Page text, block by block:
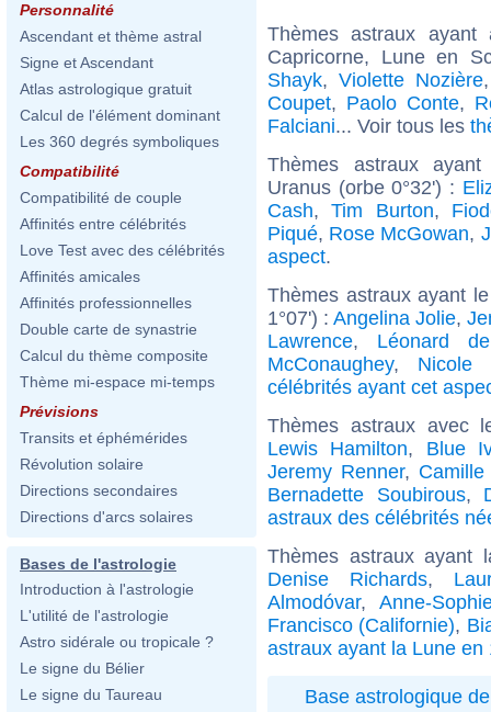
Personnalité
Ascendant et thème astral
Signe et Ascendant
Atlas astrologique gratuit
Calcul de l'élément dominant
Les 360 degrés symboliques
Compatibilité
Compatibilité de couple
Affinités entre célébrités
Love Test avec des célébrités
Affinités amicales
Affinités professionnelles
Double carte de synastrie
Calcul du thème composite
Thème mi-espace mi-temps
Prévisions
Transits et éphémérides
Révolution solaire
Directions secondaires
Directions d'arcs solaires
Bases de l'astrologie
Introduction à l'astrologie
L'utilité de l'astrologie
Astro sidérale ou tropicale ?
Le signe du Bélier
Le signe du Taureau
Thèmes astraux
Capricorne, Lune en
Shayk,Violette Nozière
Coupet, Paolo Conte,
Falciani... Voir tous les
Thèmes astraux
Uranus (orbe 0°32') :
Cash,Tim Burton,
Piqué, Rose McGowan,
aspect.
Thèmes astraux ayant
1°07') : Angelina Jolie,
Lawrence, Léonard
McConaughey, Nicole
célébrités ayant cet
Thèmes astraux avec
Lewis Hamilton, Blue
Jeremy Renner,
Bernadette Soubirous,
astraux des célébrités
Thèmes astraux
Denise Richards,
Almodóvar, Anne-
Francisco (Californie),
astraux ayant la Lune en
Base astrologique